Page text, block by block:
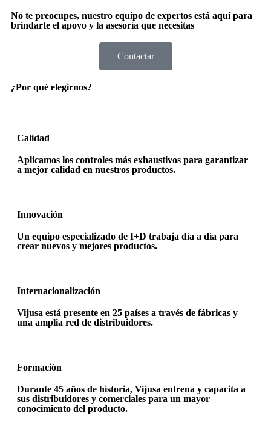
No te preocupes, nuestro equipo de expertos está aquí para
brindarte el apoyo y la asesoría que necesitas
Contactar
¿Por qué elegirnos?
Calidad
Aplicamos los controles más exhaustivos para garantizar
a mejor calidad en nuestros productos.
Innovación
Un equipo especializado de I+D trabaja día a día para
crear nuevos y mejores productos.
Internacionalización
Vijusa está presente en 25 países a través de fábricas y
una amplia red de distribuidores.
Formación
Durante 45 años de historia, Vijusa entrena y capacita a
sus distribuidores y comerciales para un mayor
conocimiento del producto.